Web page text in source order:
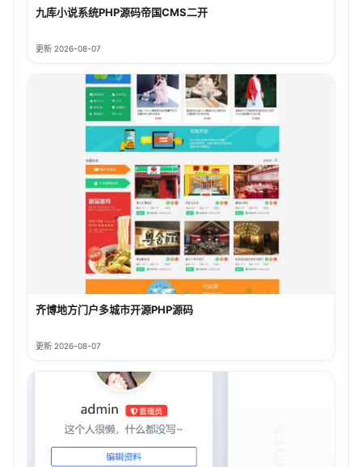
九库小说系统PHP源码帝国CMS二开
更新 2026-08-07
齐博地方门户多城市开源PHP源码
更新 2026-08-07